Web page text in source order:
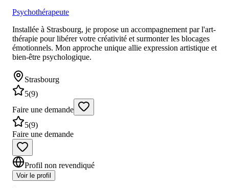
Psychothérapeute
Installée à Strasbourg, je propose un accompagnement par l'art-
thérapie pour libérer votre créativité et surmonter les blocages
émotionnels. Mon approche unique allie expression artistique et
bien-être psychologique.
Strasbourg
5(9)
Faire une demande
5(9)
Faire une demande
Profil non revendiqué
Voir le profil